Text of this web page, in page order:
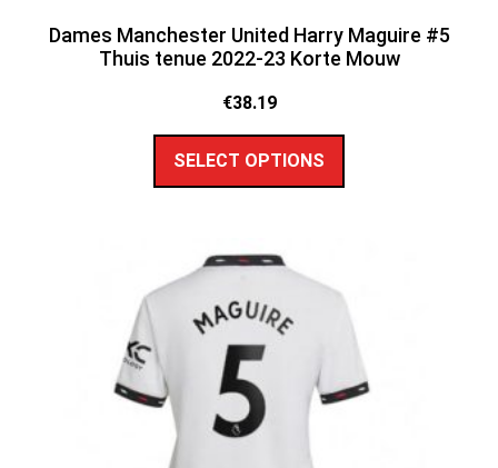
Dames Manchester United Harry Maguire #5
Thuis tenue 2022-23 Korte Mouw
€38.19
SELECT OPTIONS